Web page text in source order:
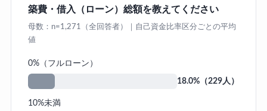
築費・借入（ローン）総額を教えてください
母数：n=1,271（全回答者）｜自己資金比率区分ごとの平均
値
0%（フルローン）
18.0%（229人）
10%未満